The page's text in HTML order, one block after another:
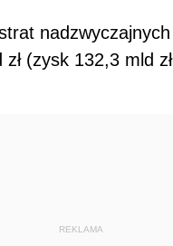
(zysk 132,3 mld
REKLAMA